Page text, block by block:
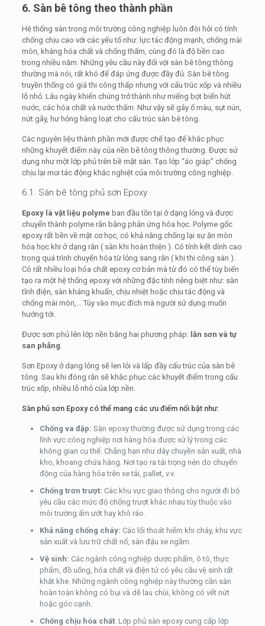
6. Sàn bê tông theo thành phần
Hệ thống sàn trong môi trường công nghiệp luôn đòi hỏi có tính
chống chịu cao với các yếu tố như: lực tác động mạnh, chống mài
mòn, kháng hóa chất và chống thấm, cùng đó là độ bền cao
trong nhiều năm. Những yêu cầu này đối với sàn bê tông thông
thường mà nói, rất khó để đáp ứng được đầy đủ. Sàn bê tông
truyền thống có giá thi công thấp nhưng với cấu trúc xốp và nhiều
lỗ nhỏ. Lâu ngày khiến chúng trở thành như miếng bọt biển hút
nước, các hóa chất và nước thấm. Như vậy sẽ gây ố màu, sụt nún,
nứt gãy, hư hỏng hàng loạt cho cấu trúc sàn bê tông.
Các nguyên liệu thành phần mới được chế tạo để khắc phục
những khuyết điểm này của nền bê tông thông thường. Được sử
dụng như một lớp phủ trên bề mặt sàn. Tạo lớp “áo giáp” chống
chịu lại mọi tác động khắc nghiệt của môi trường công nghiệp.
6.1. Sàn bê tông phủ sơn Epoxy
Epoxy là vật liệu polyme ban đầu tồn tại ở dạng lỏng và được
chuyển thành polyme rắn bằng phản ứng hóa học. Polyme gốc
epoxy rất bền về mặt cơ học, có khả năng chống lại sự ăn mòn
hóa học khi ở dạng rắn ( sàn khi hoàn thiện ). Có tính kết dính cao
trong quá trình chuyển hóa từ lỏng sang rắn ( khi thi công sàn ).
Có rất nhiều loại hóa chất epoxy cơ bản mà từ đó có thể tùy biến
tạo ra một hệ thống epoxy với những đặc tính riêng biệt như: sàn
tĩnh điện, sàn kháng khuẩn, chịu nhiệt hoặc chịu tác động và
chống mài mòn,… Tùy vào mục đích mà người sử dụng muốn
hướng tới.
Được sơn phủ lên lớp nền bằng hai phương pháp: lăn sơn và tự
san phẳng
Sơn Epoxy ở dạng lỏng sẽ len lỏi và lấp đầy cấu trúc của sàn bê
tông. Sau khi đóng rắn sẽ khắc phục các khuyết điểm trong cấu
trúc xốp, nhiều lỗ nhỏ của lớp nền.
Sàn phủ sơn Epoxy có thể mang các ưu điểm nổi bật như:
Chống va đập: Sàn epoxy thường được sử dụng trong các
lĩnh vực công nghiệp nơi hàng hóa được xử lý trong các
không gian cụ thể. Chẳng hạn như dây chuyền sản xuất, nhà
kho, khoang chứa hàng. Nơi tạo ra tải trọng nén do chuyển
động của hàng hóa trên xe tải, pallet, v.v.
Chống trơn trượt: Các khu vực giao thông cho người đi bộ
yêu cầu các mức độ chống trượt khác nhau tùy thuộc vào
môi trường ẩm ướt hay khô ráo.
Khả năng chống cháy: Các lối thoát hiểm khi cháy, khu vực
sản xuất và lưu trữ chất nổ, sàn đậu xe ngầm.
Vệ sinh: Các ngành công nghiệp dược phẩm, ô tô, thực
phẩm, đồ uống, hóa chất và điện tử có yêu cầu vệ sinh rất
khắt khe. Những ngành công nghiệp này thường cần sàn
hoàn toàn không có bụi và dễ lau chùi, không có vết nứt
hoặc góc cạnh.
Chống chịu hóa chất: Lớp phủ sàn epoxy cung cấp lớp